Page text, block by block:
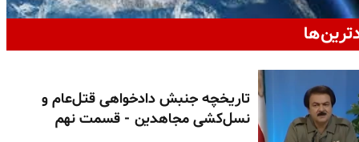
تاریخچه جنبش دادخواهی قتل‌عام و
نسل‌کشی مجاهدین - قسمت نهم